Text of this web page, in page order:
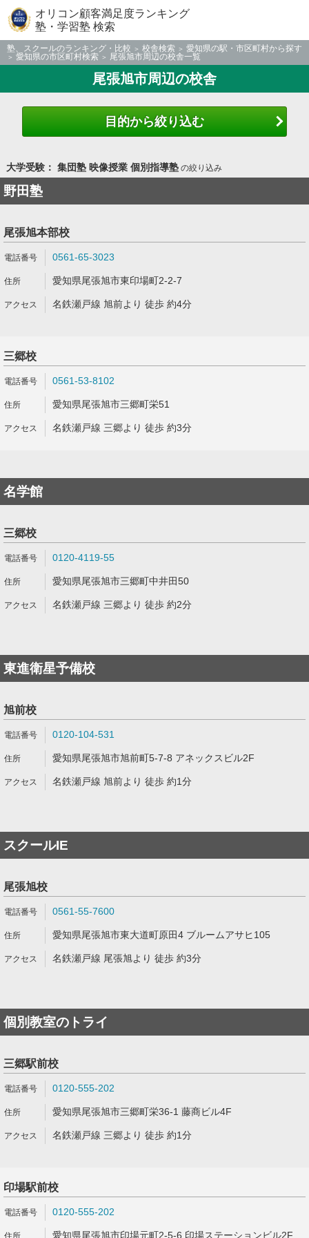
オリコン顧客満足度ランキング
塾・学習塾 検索
塾、スクールのランキング・比較 校舎検索
愛知県の駅・市区町村から探す
愛知県の市区町村検索
尾張旭市周辺の校舎一覧
尾張旭市周辺の校舎
目的から絞り込む
大学受験： 集団塾 映像授業 個別指導塾の絞り込み
野田塾
尾張旭本部校
0561-65-3023
愛知県尾張旭市東印場町2-2-7
名鉄瀬戸線 旭前より 徒歩 約4分
三郷校
0561-53-8102
愛知県尾張旭市三郷町栄51
名鉄瀬戸線 三郷より 徒歩 約3分
名学館
三郷校
0120-4119-55
愛知県尾張旭市三郷町中井田50
名鉄瀬戸線 三郷より 徒歩 約2分
東進衛星予備校
旭前校
0120-104-531
愛知県尾張旭市旭前町5-7-8 アネックスビル2F
名鉄瀬戸線 旭前より 徒歩 約1分
スクールIE
尾張旭校
0561-55-7600
愛知県尾張旭市東大道町原田4 ブルームアサヒ105
名鉄瀬戸線 尾張旭より 徒歩 約3分
個別教室のトライ
三郷駅前校
0120-555-202
愛知県尾張旭市三郷町栄36-1 藤商ビル4F
名鉄瀬戸線 三郷より 徒歩 約1分
印場駅前校
0120-555-202
愛知県尾張旭市印場元町2-5-6 印場ステーションビル2F